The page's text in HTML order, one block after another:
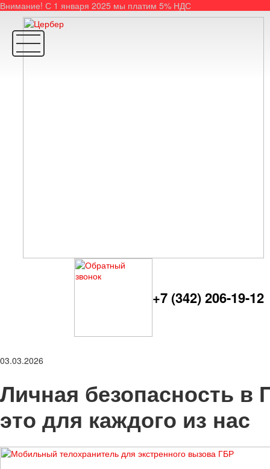
Внимание! С 1 января 2025 мы платим 5% НДС
+7 (342) 206-19-12
03.03.2026
Личная безопасность в
это для каждого из нас